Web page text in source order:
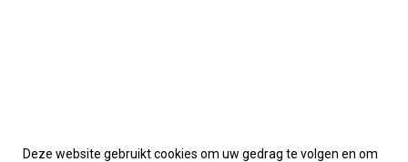
Deze website gebruikt cookies om uw gedrag te volgen en om